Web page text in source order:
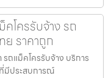
โครรับจ้าง รถ
ย ราคาถูก
รถแม็คโครรับจ้าง บริการ
มีประสบการณ์